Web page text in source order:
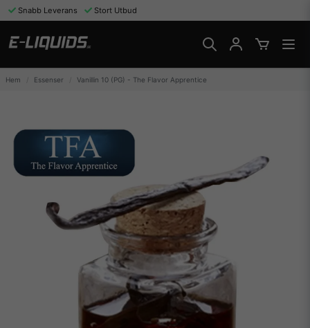
Snabb Leverans Stort Utbud
Hem Essenser Vanillin 10 (PG) - The Flavor Apprentice